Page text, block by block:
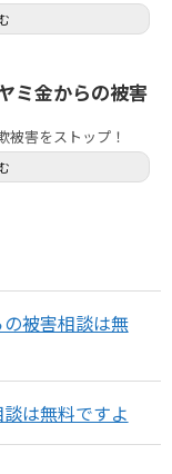
ミ金からの被害
被害をストップ！
被害相談は無
は無料ですよ